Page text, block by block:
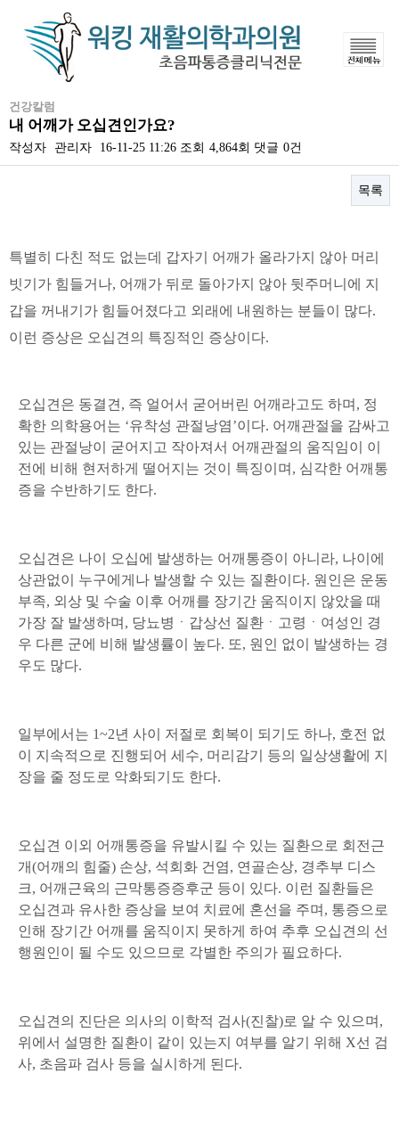
건강칼럼
내 어깨가 오십견인가요?
작성자 관리자 16-11-25 11:26 조회 4,864회 댓글 0건
목록
특별히 다친 적도 없는데 갑자기 어깨가 올라가지 않아 머리
빗기가 힘들거나, 어깨가 뒤로 돌아가지 않아 뒷주머니에 지
갑을 꺼내기가 힘들어졌다고 외래에 내원하는 분들이 많다.
이런 증상은 오십견의 특징적인 증상이다.
오십견은 동결견, 즉 얼어서 굳어버린 어깨라고도 하며, 정
확한 의학용어는 ‘유착성 관절낭염’이다. 어깨관절을 감싸고
있는 관절낭이 굳어지고 작아져서 어깨관절의 움직임이 이
전에 비해 현저하게 떨어지는 것이 특징이며, 심각한 어깨통
증을 수반하기도 한다.
오십견은 나이 오십에 발생하는 어깨통증이 아니라, 나이에
상관없이 누구에게나 발생할 수 있는 질환이다. 원인은 운동
부족, 외상 및 수술 이후 어깨를 장기간 움직이지 않았을 때
가장 잘 발생하며, 당뇨병ㆍ갑상선 질환ㆍ고령ㆍ여성인 경
우 다른 군에 비해 발생률이 높다. 또, 원인 없이 발생하는 경
우도 많다.
일부에서는 1~2년 사이 저절로 회복이 되기도 하나, 호전 없
이 지속적으로 진행되어 세수, 머리감기 등의 일상생활에 지
장을 줄 정도로 악화되기도 한다.
오십견 이외 어깨통증을 유발시킬 수 있는 질환으로 회전근
개(어깨의 힘줄) 손상, 석회화 건염, 연골손상, 경추부 디스
크, 어깨근육의 근막통증증후군 등이 있다. 이런 질환들은
오십견과 유사한 증상을 보여 치료에 혼선을 주며, 통증으로
인해 장기간 어깨를 움직이지 못하게 하여 추후 오십견의 선
행원인이 될 수도 있으므로 각별한 주의가 필요하다.
오십견의 진단은 의사의 이학적 검사(진찰)로 알 수 있으며,
위에서 설명한 질환이 같이 있는지 여부를 알기 위해 X선 검
사, 초음파 검사 등을 실시하게 된다.